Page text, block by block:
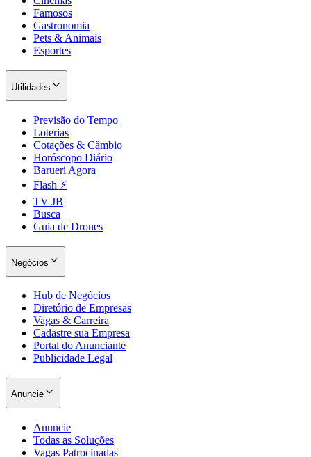
Hub de Negócios
Diretório de Empresas
Vagas & Carreira
Cadastre sua Empresa
Publicidade Legal
Anuncie
Todas as Soluções
Vagas Patrocinadas
Publicidade Legal
Depoimentos
Especificações
Newsletter Landing
Expediente
Política Editorial
Código de Ética
Política de Verificação
Política de Correções
Diversidade e Inclusão
Acervo Histórico
Guia da Marca
Contato
Central de Suporte
Mapa do Site
WhatsApp